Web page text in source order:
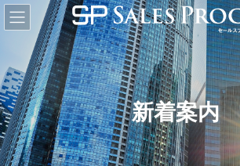
コ
ン
テ
へ
ス
キ
ッ
プ
ナ
ビ
ゲ
ョ
ン
に
移
動
新着案内